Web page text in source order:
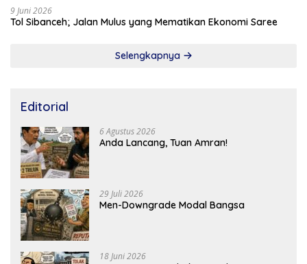
9 Juni 2026
Tol Sibanceh; Jalan Mulus yang Mematikan Ekonomi Saree
Selengkapnya
Editorial
6 Agustus 2026
Anda Lancang, Tuan Amran!
29 Juli 2026
Men-Downgrade Modal Bangsa
18 Juni 2026